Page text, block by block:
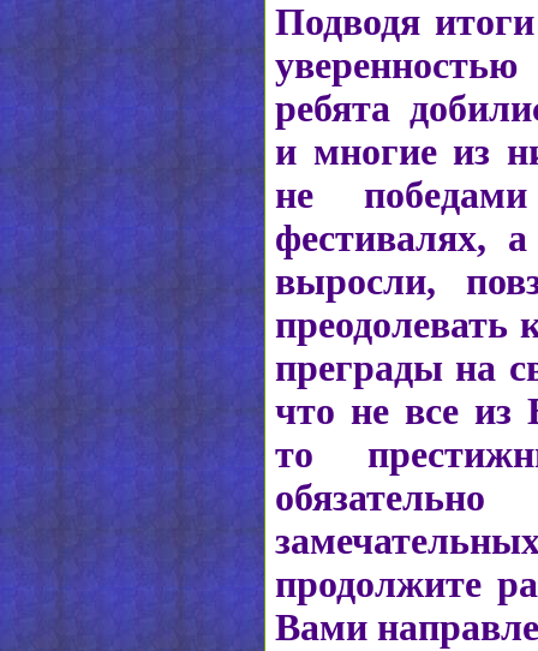
Подводя
ребята
и многие из
не
фестивалях,
выросли,
преодолевать
преграды на
что не все из
то
продолжите
Вами